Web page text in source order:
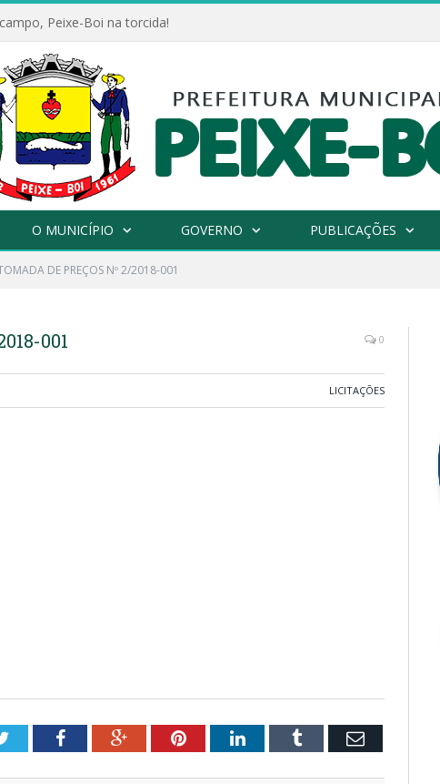
Peixe-Boi na torcida!
O MUNICÍPIO GOVERNO PUBLICAÇÕES
DE PREÇOS Nº 2/2018-001
001 0
LICITAÇÕES
TwitterFacebookGoogle+PinterestLinkedInTumblr Email